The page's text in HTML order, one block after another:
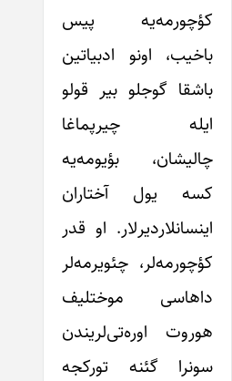
کؤچورمه‌یه پیس
باخیب، اونو ادبیاتین
باشقا گوجلو بیر قولو
ایله چیرپماغا
چالیشان، بؤیومه‌یه
کسه یول آختاران
اینسانلاردیرلار. او قدر
کؤچورمه‌لر، چئویرمه‌لر
داهاسی موختلیف
هوروت اوره‌تی‌لریندن
سونرا گئنه تورکجه